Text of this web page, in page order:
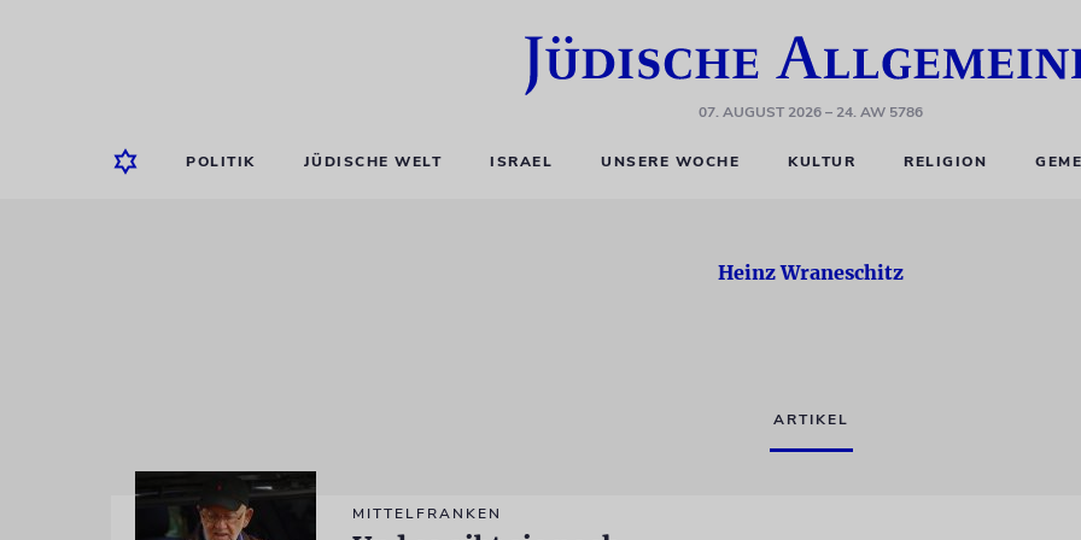
07. AUGUST 2026– 24. AW 5786
POLITIK JÜDISCHE WELT ISRAEL UNSERE WOCHE KULTUR RELIGION
Heinz Wraneschitz
ARTIKEL
MITTELFRANKEN